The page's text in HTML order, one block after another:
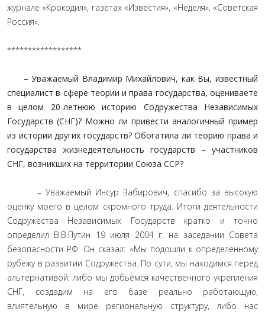
журнале «Крокодил», газетах «Известия», «Неделя», «Советская
Россия».
******************
– Уважаемый Владимир Михайлович, как Вы, известный
специалист в сфере теории и права государства, оцениваете
в целом 20-летнюю историю Содружества Независимых
Государств (СНГ)? Можно ли привести аналогичный пример
из истории других государств? Обогатила ли теорию права и
государства жизнедеятельность государств – участников
СНГ, возникших на территории Союза ССР?
– Уважаемый Инсур Забирович, спасибо за высокую
оценку моего в целом скромного труда. Итоги деятельности
Содружества Независимых Государств кратко и точно
определил В.В.Путин 19 июля 2004 г. на заседании Совета
безопасности РФ. Он сказал: «Мы подошли к определённому
рубежу в развитии Содружества. По сути, мы находимся перед
альтернативой: либо мы добьёмся качественного укрепления
СНГ, создадим на его базе реально работающую,
влиятельную в мире региональную структуру, либо нас